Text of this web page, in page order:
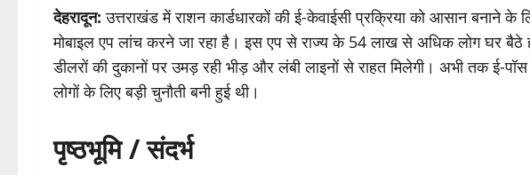
देहरादून: उत्तराखंड में राशन कार्डधारकों की ई-केवाईसी प्रक्रिया को आसान बनाने के
मोबाइल एप लांच करने जा रहा है। इस एप से राज्य के 54 लाख से अधिक लोग घर
डीलरों की दुकानों पर उमड़ रही भीड़ और लंबी लाइनों से राहत मिलेगी। अभी तक ई-
लोगों के लिए बड़ी चुनौती बनी हुई थी।
पृष्ठभूमि / संदर्भ